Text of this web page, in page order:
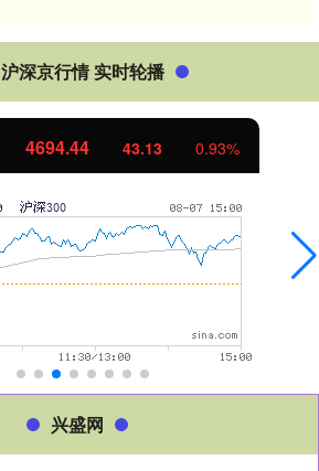
沪深京行情 实时轮播
4694.44 43.13 0.93%
兴盛网